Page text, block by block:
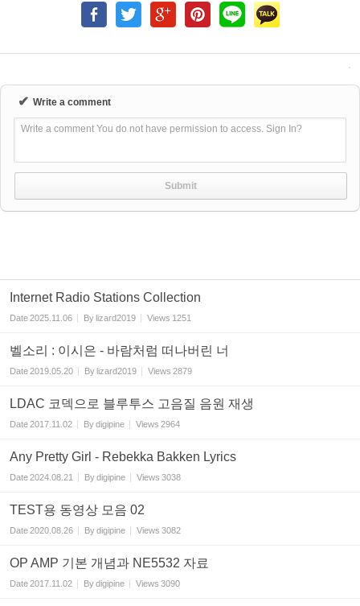
✔ Write a comment
Write a comment You do not have permission to access. Sign In?
Internet Radio Stations Collection
Date2025.11.06 Bylizard2019 Views 1251
벨소리 : 이시은 - 바람처럼 떠나버린 너
Date2019.05.20 Bylizard2019 Views 2879
LDAC 코덱으로 블루투스 고음질 음원 재생
Date2017.11.02 Bydigipine Views 2964
Any Pretty Girl - Rebekka Bakken Lyrics
Date2024.08.21 Bydigipine Views 3038
TEST용 동영상 모음 02
Date2020.08.26 Bydigipine Views 3082
OP AMP 기본 개념과 NE5532 자료
Date2017.11.02 Bydigipine Views 3090